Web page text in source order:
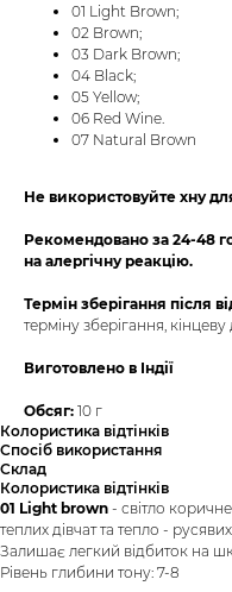
01 Light Brown;
02 Brown;
03 Dark Brown;
04 Black;
05 Yellow;
06 Red Wine.
07 Natural Brown
Не використовуйте хну
Рекомендовано за 24-48
на алергічну реакцію.
Термін зберігання після
терміну зберігання,
Виготовлено в Індії
Обсяг: 10 г
Колористика відтінків
Спосіб використання
Склад
Колористика відтінків
01 Light brown - світло
теплих дівчат та тепло -
Залишає легкий відбиток на
Рівень глибини тону: 7-8